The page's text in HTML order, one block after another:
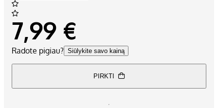
7,99 €
Radote pigiau? Siūlykite savo kainą
PIRKTI